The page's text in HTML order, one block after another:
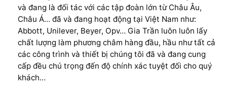
và đang là đối tác với các tập đoàn lớn từ Châu Âu,
Châu Á… đã và đang hoạt động tại Việt Nam như:
Abbott, Unilever, Beyer, Opv… Gia Trần luôn luôn lấy
chất lượng làm phương châm hàng đầu, hầu như tất cả
các công trình và thiết bị chúng tôi đã và đang cung
cấp đều chú trọng đến độ chính xác tuyệt đối cho quý
khách…